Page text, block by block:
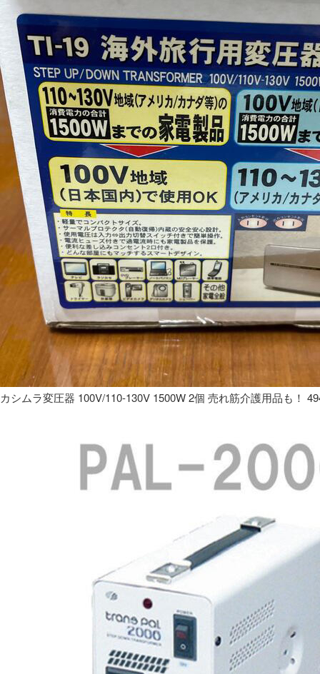
カシムラ変圧器 100V/110-130V 1500W 2個 売れ筋介護用品も！